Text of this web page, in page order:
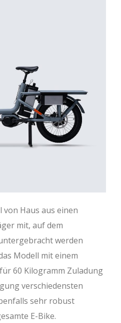
Haus aus einen
mit, auf dem
werden
Modell mit einem
60 Kilogramm Zuladung
verschiedensten
sehr robust
E-Bike.